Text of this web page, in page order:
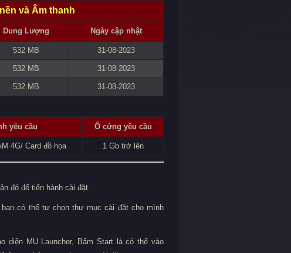
và Âm thanh
Dung Lượng Ngày cập nhật
532 MB 31-08-2023
532 MB 31-08-2023
532 MB 31-08-2023
yêu cầu Ổ cứng yêu cầu
4G/ Card đồ họa 1 Gb trở lên
đó để tiến hành cài đặt.
có thể tự chọn thư mục cài đặt cho mình
diện MU Launcher, Bấm Start là có thể vào